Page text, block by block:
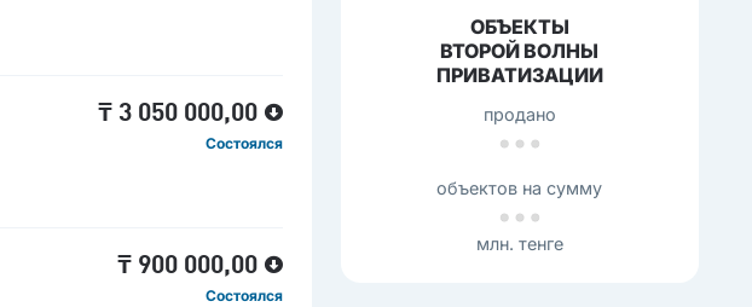
₸ 3 050 000,00
Состоялся
₸ 900 000,00
Состоялся
ОБЪЕКТЫ
ВТОРОЙ ВОЛНЫ
ПРИВАТИЗАЦИИ
продано
объектов на сумму
млн. тенге